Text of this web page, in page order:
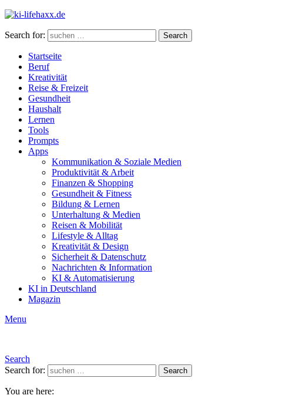
Search for: Search
Startseite
Beruf
Kreativität
Reise & Freizeit
Gesundheit
Haushalt
Lernen
Tools
Prompts
Apps
Kommunikation & Soziale Medien
Produktivität & Arbeit
Finanzen & Shopping
Gesundheit & Fitness
Bildung & Lernen
Unterhaltung & Medien
Reisen & Mobilität
Lifestyle & Alltag
Kreativität & Design
Sicherheit & Datenschutz
Nachrichten & Information
KI & Automatisierung
KI in Deutschland
Magazin
Menu
Search
Search for:
Search
You are here: